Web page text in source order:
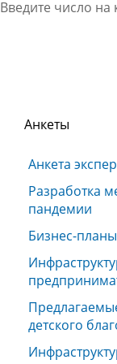
Введите число на
Анкеты
Анкета
Разработка
пандемии
Бизнес-
детского